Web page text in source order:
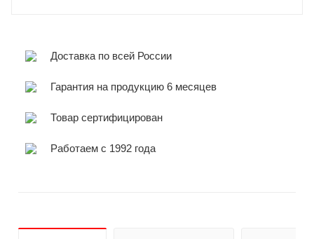
Доставка по всей России
Гарантия на продукцию 6 месяцев
Товар сертифицирован
Работаем с 1992 года